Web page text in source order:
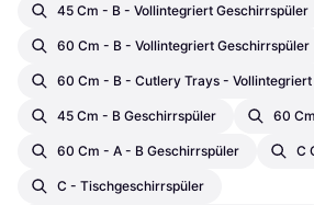
45 Cm - B - Vollintegriert Geschirrspüler
60 Cm - B - Vollintegriert Geschirrspüler
60 Cm - B - Cutlery Trays -
45 Cm - B Geschirrspüler 60
60 Cm - A - B Geschirrspüler C
C - Tischgeschirrspüler